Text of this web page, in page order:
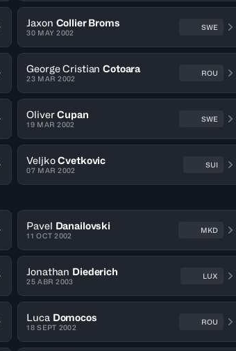
Jaxon Collier Broms
30 MAY 2002
SWE
George Cristian Cotoara
23 MAR 2002
ROU
Oliver Cupan
19 MAR 2002
SWE
Veljko Cvetkovic
07 MAR 2002
SUI
Pavel Danailovski
11 OCT 2002
MKD
Jonathan Diederich
25 ABR 2003
LUX
Luca Domocos
18 SEPT 2002
ROU